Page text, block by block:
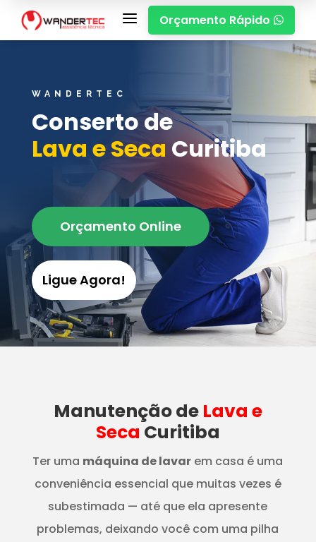
a Orçamento Rápido 
WANDERTEC
Conserto de
Lava eSeca Curitiba
Orçamento Online
Ligue Agora!
Manutençãode Lava e
Seca Curitiba
Ter uma máquina de lavar em casa é uma
conveniência essencial que muitas vezes é
subestimada — até que ela apresente
problemas, deixando você com uma pilha